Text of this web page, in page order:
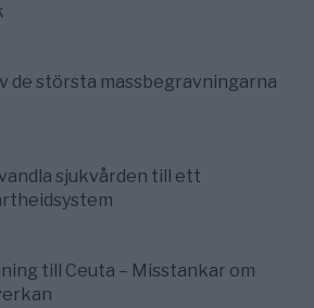
de största massbegravningarna
sjukvården till ett
till Ceuta – Misstankar om